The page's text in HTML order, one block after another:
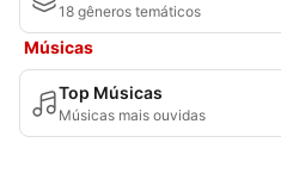
18 gêneros temáticos
Músicas
Top Músicas
Músicas mais ouvidas